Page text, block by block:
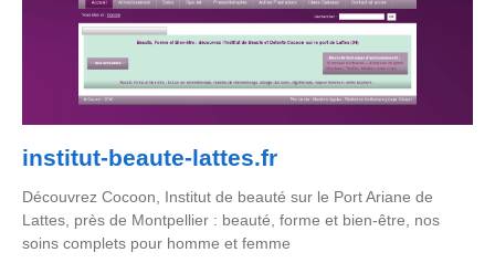
institut-beaute-lattes.fr
Découvrez Cocoon, Institut de beauté sur le Port Ariane de
Lattes, près de Montpellier : beauté, forme et bien-être, nos
soins complets pour homme et femme